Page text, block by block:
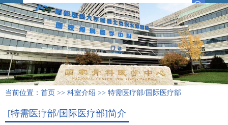
当前位置： 首页 >> 科室介绍 >> 特需医疗部/国际医疗部
[特需医疗部/国际医疗部]简介